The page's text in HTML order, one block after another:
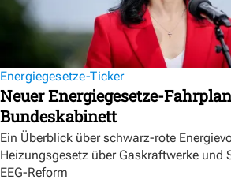
Energiegesetze-Ticker
Neuer Energiegesetze-
Bundeskabinett
Ein Überblick über schwarz-rote
Heizungsgesetz über Gaskraftwerke und
EEG-Reform